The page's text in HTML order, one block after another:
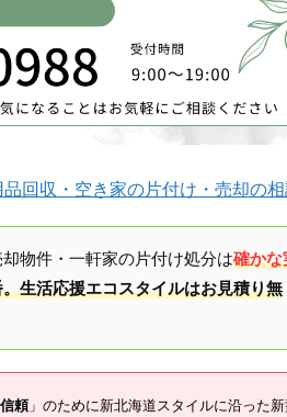
回収・空き家の片付け・売却の
物件・一軒家の片付け処分は確かな
生活応援エコスタイルはお見積り無
頼」のために新北海道スタイルに沿った新